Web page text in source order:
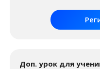
Доп. урок для